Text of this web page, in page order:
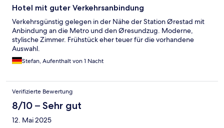
Hotel mit guter Verkehrsanbindung
Verkehrsgünstig gelegen in der Nähe der Station Ørestad mit
Anbindung an die Metro und den Øresundzug. Moderne,
stylische Zimmer. Frühstück eher teuer für die vorhandene
Auswahl.
Stefan, Aufenthalt von 1 Nacht
Verifizierte Bewertung
8/10 – Sehr gut
12. Mai 2025